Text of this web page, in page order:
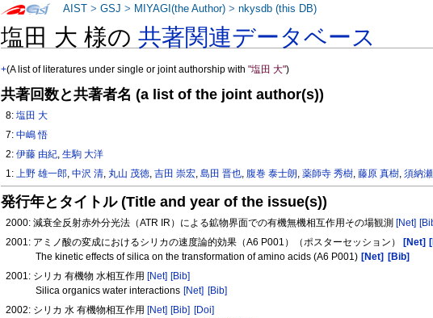
塩田 大 様の共著関連データベース
+(A list of literatures under single or joint authorship with"塩田 大")
共著回数と共著者名 (a list of the joint author(s))
8:塩田 大
7:中嶋 悟
2:伊藤 由紀,生駒 大洋
1:上野 雄一郎,中沢 清, 丸山 茂徳,吉田 崇宏,島田 晋也, 腹巻 泰士朗,薬師寺 秀樹,藤原 真樹,須納
発行年とタイトル (Title and year of the issue(s))
2000: 減衰全反射赤外分光法（ATR IR）による鉱物界面での有機無機相互作用その場観測 [Net]
2001: アミノ酸の変成におけるシリカの速度論的効果（A6 P001）（ポスターセッション）
[Net]
The kinetic effects of silica on the transformation of amino acids (A6 P001) [Net]
[Bib]
2001: シリカ 有機物 水相互作用 [Net] [Bib]
Silica organics water interactions [Net] [Bib]
2002: シリカ 水 有機物相互作用 [Net] [Bib] [Doi]
AIST >GSJ > MIYAGI(the Author) >nkysdb (this DB)